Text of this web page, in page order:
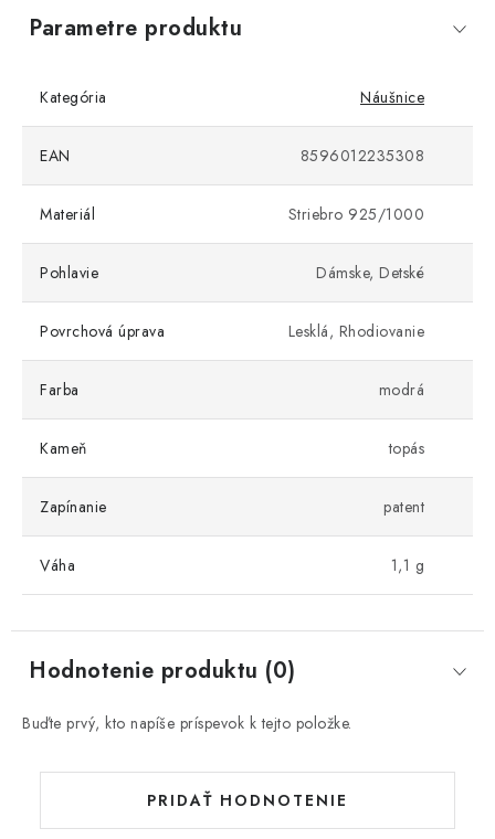
Parametre produktu
Kategória Náušnice
EAN 8596012235308
Materiál Striebro 925/1000
Pohlavie Dámske, Detské
Povrchová úprava Lesklá, Rhodiovanie
Farba modrá
Kameň topás
Zapínanie patent
Váha 1,1 g
Hodnotenie produktu (0)
Buďte prvý, kto napíše príspevok k tejto položke.
PRIDAŤ HODNOTENIE